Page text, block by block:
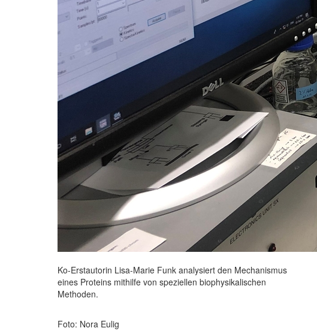
Ko-Erstautorin Lisa-Marie Funk analysiert den Mechanismus
eines Proteins mithilfe von speziellen biophysikalischen
Methoden.
Foto: Nora Eulig